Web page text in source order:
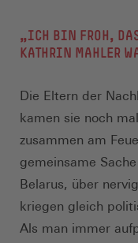
„ICH BIN FROH,
KATHRIN MAHLER
Die Eltern der
kamen sie noch
zusammen am
gemeinsame
Belarus, über
kriegen gleich
Als man immer